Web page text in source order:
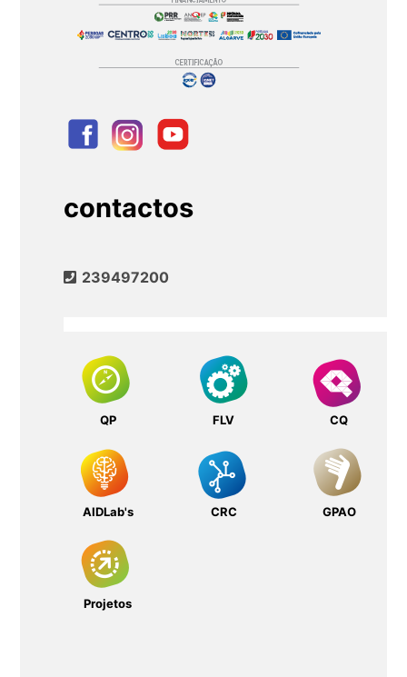
contactos
239497200
QP FLV CQ
AIDLab's CRC GPAO
Projetos